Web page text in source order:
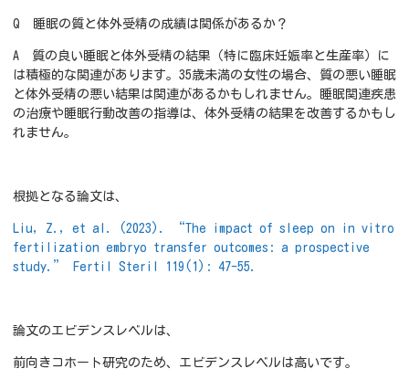
Q 睡眠の質と体外受精の成績は関係があるか？
A 質の良い睡眠と体外受精の結果（特に臨床妊娠率と生産率）に
は積極的な関連があります。35歳未満の女性の場合、質の悪い睡眠
と体外受精の悪い結果は関連があるかもしれません。睡眠関連疾患
の治療や睡眠行動改善の指導は、体外受精の結果を改善するかもし
れません。
根拠となる論文は、
Liu, Z., et al. (2023). “The impact of sleep on in vitro
fertilization embryo transfer outcomes: a prospective
study.” Fertil Steril 119(1): 47-55.
論文のエビデンスレベルは、
前向きコホート研究のため、エビデンスレベルは高いです。